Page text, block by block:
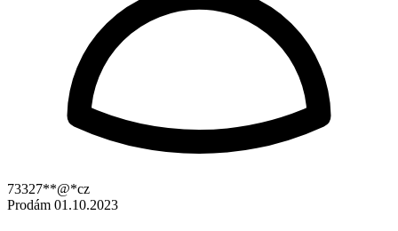
73327**@*cz
Prodám 01.10.2023